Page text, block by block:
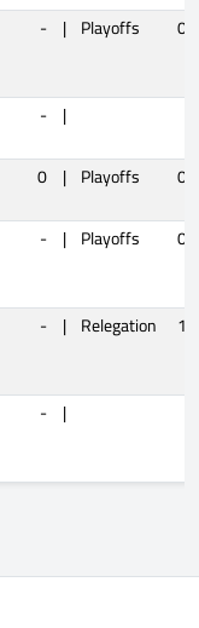
- | Playoffs 0
- |
0 | Playoffs
0
- | Playoffs 0
- | Relegation 1
- |